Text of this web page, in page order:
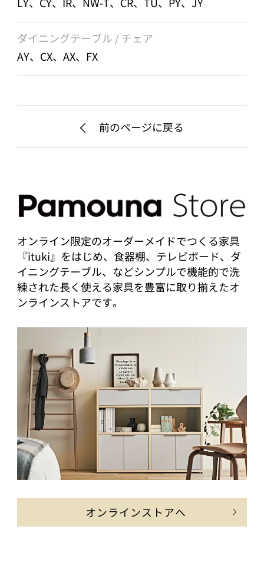
ダイニングテーブル / チェア
AY、CX、AX、FX
前のページに戻る
オンライン限定のオーダーメイドでつくる家具
『ituki』をはじめ、食器棚、テレビボード、ダ
イニングテーブル、などシンプルで機能的で洗
練された長く使える家具を豊富に取り揃えたオ
ンラインストアです。
オンラインストアへ